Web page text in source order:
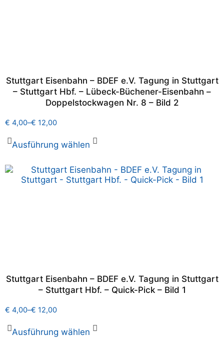
Stuttgart Eisenbahn – BDEF e.V. Tagung in Stuttgart
– Stuttgart Hbf. – Lübeck-Büchener-Eisenbahn –
Doppelstockwagen Nr. 8 – Bild 2
€ 4,00–€ 12,00
Ausführung wählen
Stuttgart Eisenbahn – BDEF e.V. Tagung in Stuttgart
– Stuttgart Hbf. – Quick-Pick – Bild 1
€ 4,00–€ 12,00
Ausführung wählen